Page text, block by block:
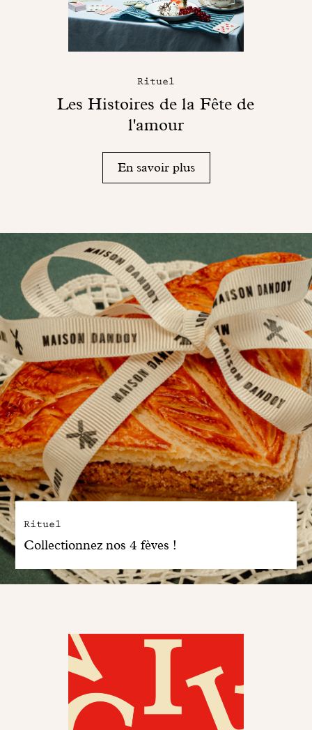
Rituel
Les Histoires de la Fête de
l'amour
En savoir plus
Rituel
Collectionnez nos 4 fèves !